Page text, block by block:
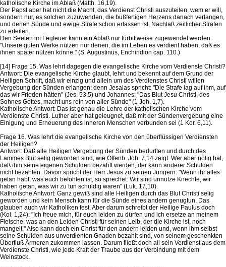
katholische Kirche im Ablaß (Matth. 16,19).
Der Papst aber hat nicht die Macht, das Verdienst Christi auszuteilen, wem er will,
sondern nur, es solchen zuzuwenden, die bußfertigen Herzens danach verlangen,
und denen Sünde und ewige Strafe schon erlassen ist, Nachlaß zeitlicher Strafen
zu erteilen.
Den Seelen im Fegfeuer kann ein Ablaß nur fürbittweise zugewendet werden.
"Unsere guten Werke nützen nur denen, die im Leben es verdient haben, daß es
ihnen später nützen könne." (S. Augustinus, Enchiridion cap. 110.)
[14] Frage 15. Was lehrt dagegen die evangelische Kirche vom Verdienste Christi?
Antwort: Die evangelische Kirche glaubt, lehrt und bekennt auf dem Grund der
Heiligen Schrift, daß wir einzig und allein um des Verdienstes Christi willen
Vergebung der Sünden erlangen: denn Jesaias spricht: "Die Strafe lag auf ihm, auf
das wir Frieden hätten" (Jes. 53,5) und Johannes: "Das Blut Jesu Christi, des
Sohnes Gottes, macht uns rein von aller Sünde" (1 Joh. 1,7).
Katholische Antwort: Das ist genau die Lehre der katholischen Kirche vom
Verdienste Christi. Luther aber hat geleugnet, daß mit der Sündenvergebung eine
Einigung und Erneuerung des inneren Menschen verbunden sei (1 Kor. 6,11).
Frage 16. Was lehrt die evangelische Kirche von den überflüssigen Verdiensten
der Heiligen?
Antwort: Daß alle Heiligen Vergebung der Sünden bedurften und durch des
Lammes Blut selig geworden sind, wie Offenb. Joh. 7,14 zeigt. Wer aber nötig hat,
daß ihm seine eigenen Schulden bezahlt werden, der kann anderer Schulden
nicht bezahlen. Davon spricht der Herr Jesus zu seinen Jüngern: "Wenn ihr alles
getan habt, was euch befohlen ist, so sprechet: Wir sind unnütze Knechte, wir
haben getan, was wir zu tun schuldig waren" (Luk. 17,10).
Katholische Antwort: Ganz gewiß sind alle Heiligen durch das Blut Christi selig
geworden und kein Mensch kann für die Sünde eines andern genugtun. Das
glauben auch wir Katholiken fest. Aber darum schreibt der Heilige Paulus doch
(Kol. 1,24): "Ich freue mich, für euch leiden zu dürfen und ich ersetze an meinem
Fleische, was an den Leiden Christi für seinen Leib, der die Kirche ist, noch
mangelt." Also kann doch ein Christ für den andern leiden und, wenn ihm selbst
seine Schulden aus unverdienten Gnaden bezahlt sind, von seinem geschenkten
Überfluß Ärmeren zukommen lassen. Darum fließt doch all sein Verdienst aus dem
Verdienste Christi, wie jede Kraft der Traube aus der Verbindung mit dem
Weinstock.